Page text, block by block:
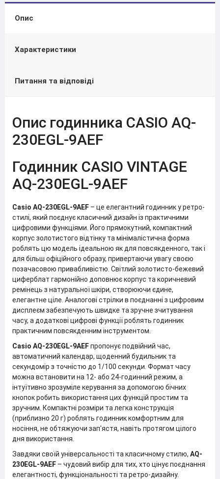
Опис
Характеристики
Питання та відповіді
Опис годинника CASIO AQ-
230EGL-9AEF
Годинник CASIO VINTAGE
AQ-230EGL-9AEF
Casio AQ-230EGL-9AEF – це елегантний годинник у ретро-
стилі, який поєднує класичний дизайн із практичними
цифровими функціями. Його прямокутний, компактний
корпус золотистого відтінку та мінімалістична форма
роблять цю модель ідеальною як для повсякденного, так і
для більш офіційного образу, привертаючи увагу своєю
позачасовою привабливістю. Світлий золотисто-бежевий
циферблат гармонійно доповнює корпус та коричневий
ремінець з натуральної шкіри, створюючи єдине,
елегантне ціле. Аналогові стрілки в поєднанні з цифровим
дисплеєм забезпечують швидке та зручне зчитування
часу, а додаткові цифрові функції роблять годинник
практичним повсякденним інструментом.
Casio AQ-230EGL-9AEFпропонує подвійний час,
автоматичний календар, щоденний будильник та
секундомір з точністю до 1/100 секунди. Формат часу
можна встановити на 12- або 24-годинний режим, а
інтуїтивно зрозуміле керування за допомогою бічних
кнопок робить використання цих функцій простим та
зручним. Компактні розміри та легка конструкція
(приблизно 20 г) роблять годинник комфортним для
носіння, не обтяжуючи зап'ястя, навіть протягом цілого
дня використання.
Завдяки своїй універсальності та класичному стилю, AQ-
230EGL-9AEF – чудовий вибір для тих, хто цінує поєднання
елегантності, функціональності та ретро-дизайну.